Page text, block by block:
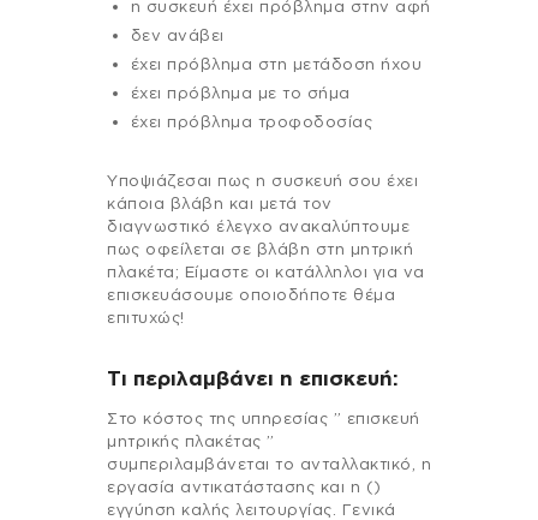
η συσκευή έχει πρόβλημα στην αφή
δεν ανάβει
έχει πρόβλημα στη μετάδοση ήχου
έχει πρόβλημα με το σήμα
έχει πρόβλημα τροφοδοσίας
Υποψιάζεσαι πως η συσκευή σου έχει
κάποια βλάβη και μετά τον
διαγνωστικό έλεγχο ανακαλύπτουμε
πως οφείλεται σε βλάβη στη μητρική
πλακέτα; Είμαστε οι κατάλληλοι για να
επισκευάσουμε οποιοδήποτε θέμα
επιτυχώς!
Τι περιλαμβάνει η επισκευή:
Στo κόστος της υπηρεσίας ” επισκευή
μητρικής πλακέτας ”
συμπεριλαμβάνεται το ανταλλακτικό, η
εργασία αντικατάστασης και η ()
εγγύηση καλής λειτουργίας. Γενικά